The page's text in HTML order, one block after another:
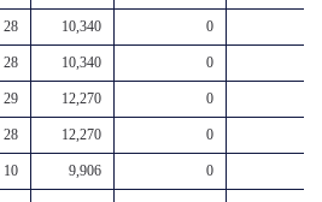
28 10,340 0
28 10,340 0
29 12,270 0
28 12,270 0
10 9,906 0